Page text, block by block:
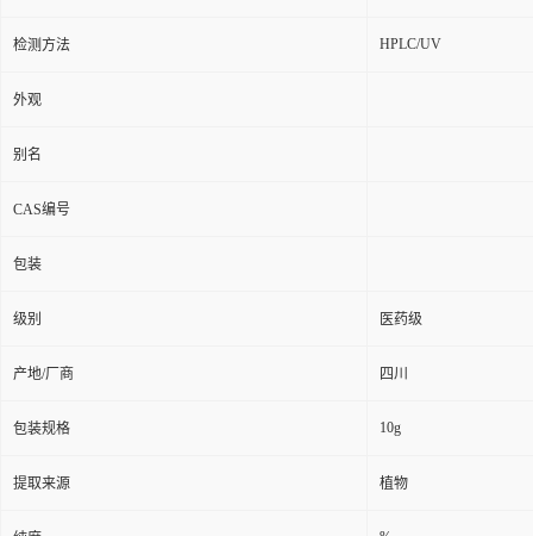
检测方法 HPLC/UV
外观
别名
CAS编号
包装
级别 医药级
产地/厂商 四川
包装规格 10g
提取来源 植物